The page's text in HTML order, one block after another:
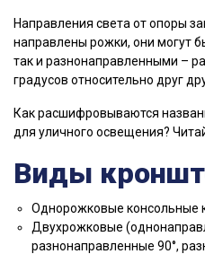
Направления света от опоры
направлены рожки, они могут
так и разнонаправленными –
градусов относительно друг
Как расшифровываются
для уличного освещения?
Виды
Однорожковые консольные
Двухрожковые
разнонаправленные 90°,